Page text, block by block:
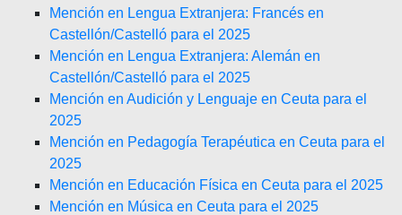
Mención en Lengua Extranjera: Francés en
Castellón/Castelló para el 2025
Mención en Lengua Extranjera: Alemán en
Castellón/Castelló para el 2025
Mención en Audición y Lenguaje en Ceuta para el
2025
Mención en Pedagogía Terapéutica en Ceuta para el
2025
Mención en Educación Física en Ceuta para el 2025
Mención en Música en Ceuta para el 2025